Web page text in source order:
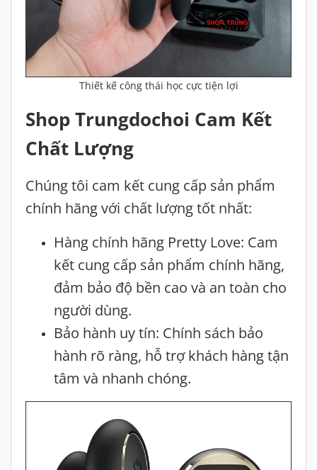
Thiết kế công thái học cực tiện lợi
Shop Trungdochoi Cam Kết
Chất Lượng
Chúng tôi cam kết cung cấp sản phẩm
chính hãng với chất lượng tốt nhất:
Hàng chính hãng Pretty Love: Cam
kết cung cấp sản phẩm chính hãng,
đảm bảo độ bền cao và an toàn cho
người dùng.
Bảo hành uy tín: Chính sách bảo
hành rõ ràng, hỗ trợ khách hàng tận
tâm và nhanh chóng.